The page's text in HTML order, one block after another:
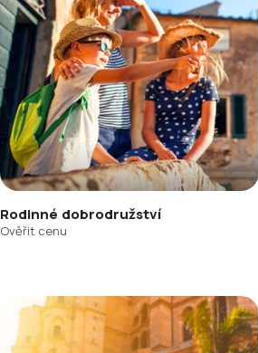
Rodinné dobrodružství
Ověřit cenu